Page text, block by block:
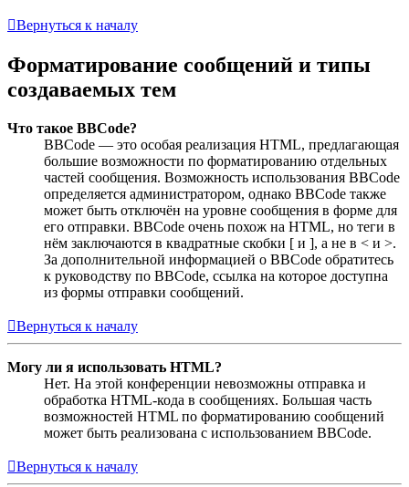
Вернуться к началу
Форматирование сообщений и типы
создаваемых тем
Что такое BBCode?
BBCode — это особая реализация HTML, предлагающая
большие возможности по форматированию отдельных
частей сообщения. Возможность использования BBCode
определяется администратором, однако BBCode также
может быть отключён на уровне сообщения в форме для
его отправки. BBCode очень похож на HTML, но теги в
нём заключаются в квадратные скобки [ и ], а не в < и >.
За дополнительной информацией о BBCode обратитесь
к руководству по BBCode, ссылка на которое доступна
из формы отправки сообщений.
Вернуться к началу
Могу ли я использовать HTML?
Нет. На этой конференции невозможны отправка и
обработка HTML-кода в сообщениях. Большая часть
возможностей HTML по форматированию сообщений
может быть реализована с использованием BBCode.
Вернуться к началу